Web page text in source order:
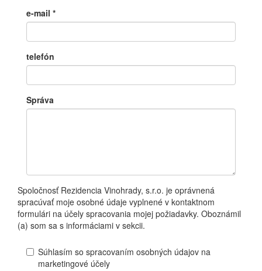
e-mail *
telefón
Správa
Spoločnosť Rezidencia Vinohrady, s.r.o. je oprávnená
spracúvať moje osobné údaje vyplnené v kontaktnom
formulári na účely spracovania mojej požiadavky. Oboznámil
(a) som sa s informáciami v sekcii.
Súhlasím so spracovaním osobných údajov na
marketingové účely